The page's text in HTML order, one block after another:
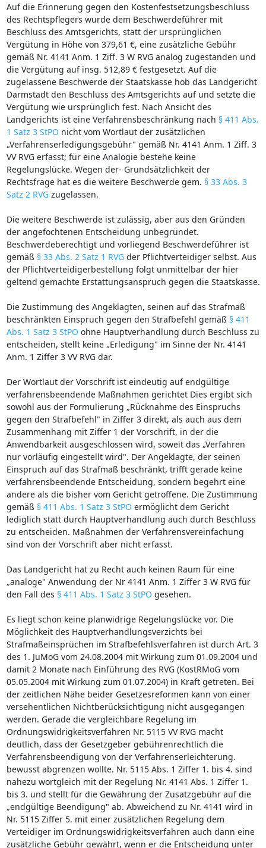
Auf die Erinnerung gegen den Kostenfestsetzungsbeschluss
des Rechtspflegers wurde dem Beschwerdeführer mit
Beschluss des Amtsgerichts, statt der ursprünglichen
Vergütung in Höhe von 379,61 €, eine zusätzliche Gebühr
gemäß Nr. 4141 Anm. 1 Ziff. 3 W RVG analog zugestanden und
die Vergütung auf insg. 512,89 € festgesetzt. Auf die
zugelassene Beschwerde der Staatskasse hob das Landgericht
Darmstadt den Beschluss des Amtsgerichts auf und setzte die
Vergütung wie ursprünglich fest. Nach Ansicht des
Landgerichts ist eine Verfahrensbeschränkung nach § 411 Abs.
1 Satz 3 StPO nicht vom Wortlaut der zusätzlichen
„Verfahrenserledigungsgebühr" gemäß Nr. 4141 Anm. 1 Ziff. 3
VV RVG erfasst; für eine Analogie bestehe keine
Regelungslücke. Wegen der- Grundsätzlichkeit der
Rechtsfrage hat es die weitere Beschwerde gem. § 33 Abs. 3
Satz 2 RVGzugelassen.
Die weitere Beschwerde ist zulässig, aber aus den Gründen
der angefochtenen Entscheidung unbegründet.
Beschwerdeberechtigt und vorliegend Beschwerdeführer ist
gemäß § 33 Abs. 2 Satz 1 RVGder Pflichtverteidiger selbst. Aus
der Pflichtverteidigerbestellung folgt unmittelbar der hier
geltend gemachte Erstattungsanspruch gegen die Staatskasse.
Die Zustimmung des Angeklagten, seinen auf das Strafmaß
beschränkten Einspruch gegen den Strafbefehl gemäß § 411
Abs. 1 Satz 3 StPO ohne Hauptverhandlung durch Beschluss zu
entscheiden, stellt keine „Erledigung" im Sinne der Nr. 4141
Anm. 1 Ziffer 3 VV RVG dar.
Der Wortlaut der Vorschrift ist eindeutig auf endgültige
verfahrensbeendende Maßnahmen gerichtet Dies ergibt sich
sowohl aus der Formulierung „Rücknahme des Einspruchs
gegen den Strafbefehl" in Ziffer 3 direkt, als auch aus dem
Zusammenhang mit Ziffer 1 der Vorschrift, in der die
Anwendbarkeit ausgeschlossen wird, soweit das „Verfahren
nur vorläufig eingestellt wird". Der Angeklagte, der seinen
Einspruch auf das Strafmaß beschränkt, trifft gerade keine
verfahrensbeendende Entscheidung, sondern begehrt eine
andere als die bisher vom Gericht getroffene. Die Zustimmung
gemäß § 411 Abs. 1 Satz 3 StPO ermöglicht dem Gericht
lediglich statt durch Hauptverhandlung auch durch Beschluss
zu entscheiden. Maßnahmen der Verfahrensvereinfachung
sind von der Vorschrift aber nicht erfasst.
Das Landgericht hat zu Recht auch keinen Raum für eine
„analoge" Anwendung der Nr 4141 Anm. 1 Ziffer 3 W RVG für
den Fall des § 411 Abs. 1 Satz 3 StPO gesehen.
Es liegt schon keine planwidrige Regelungslücke vor. Die
Möglichkeit des Hauptverhandlungsverzichts bei
Strafmaßeinsprüchen im Strafbefehlsverfahren ist durch Art. 3
des 1. JuMoG vom 24.08.2004 mit Wirkung zum 01.09.2004 und
damit 2 Monate nach Einführung des RVG (KostRMoG vom
05.05.2004 mit Wirkung zum 01.07.2004) in Kraft getreten. Bei
der zeitlichen Nähe beider Gesetzesreformen kann von einer
versehentlichen Nichtberücksichtigung nicht ausgegangen
werden. Gerade die vergleichbare Regelung im
Ordnungswidrigkeitsverfahren Nr. 5115 VV RVG macht
deutlich, dass der Gesetzgeber gebührenrechtlich die
Verfahrensbeendigung von der Verfahrenserleichterung.
bewusst abgrenzen wollte. Nr. 5115 Abs. 1 Ziffer 1. bis 4. sind
nahezu wortgleich mit der Regelung Nr. 4141 Abs. 1 Ziffer 1.
bis 3. und stellt für die Gewährung der Zusatzgebühr auf die
„endgültige Beendigung" ab. Abweichend zu Nr. 4141 wird in
Nr. 5115 Ziffer 5. mit einer zusätzlichen Regelung dem
Verteidiger im Ordnungswidrigkeitsverfahren auch dann eine
zusätzliche Gebühr gewährt, wenn er die Entscheidung unter